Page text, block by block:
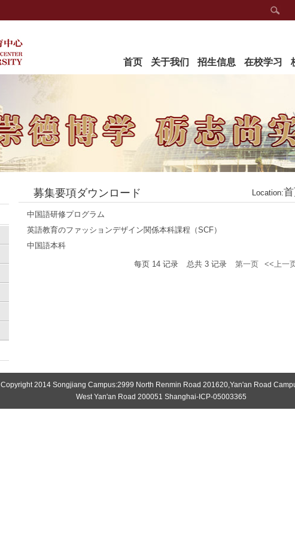
首页 关于我们 招生信息 在校学习
募集要項ダウンロード Location:
中国語研修プログラム
英語教育のファッションデザイン関係本科課程（SCF）
中国語本科
每页 14 记录 总共 3 记录 第一页 <<上一
Copyright 2014 Songjiang Campus:2999 North Renmin Road 201620,Yan'an Road
West Yan'an Road 200051 Shanghai-ICP-05003365